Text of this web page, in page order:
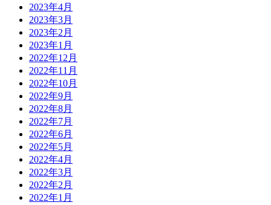
2023年4月
2023年3月
2023年2月
2023年1月
2022年12月
2022年11月
2022年10月
2022年9月
2022年8月
2022年7月
2022年6月
2022年5月
2022年4月
2022年3月
2022年2月
2022年1月